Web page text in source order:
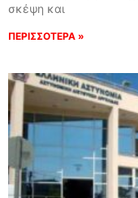
σκέψη και
ΠΕΡΙΣΣΟΤΕΡΑ »